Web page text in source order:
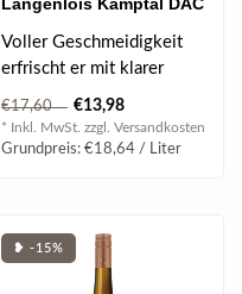
BIO 2025 0.75 l
Voller Geschmeidigkeit
erfrischt er mit klarer
Frucht, feiner Würze,
elegantem ..
€17,60 €13,98
* Inkl. MwSt. zzgl. Versandkosten
Grundpreis: €18,64 / Liter
❥ -15%